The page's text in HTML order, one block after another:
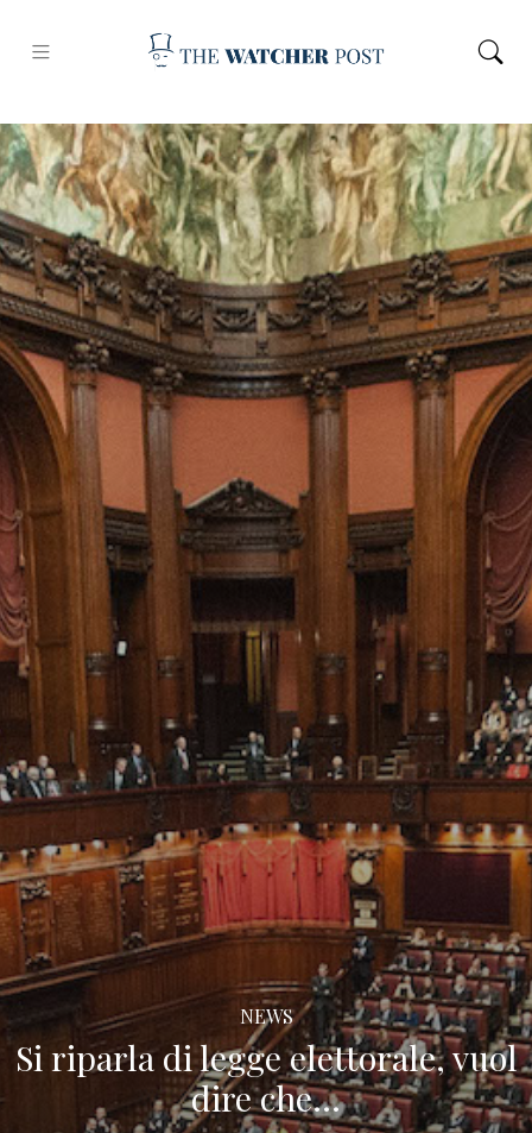
NEWS
Si riparla di legge elettorale, vuol
dire che…